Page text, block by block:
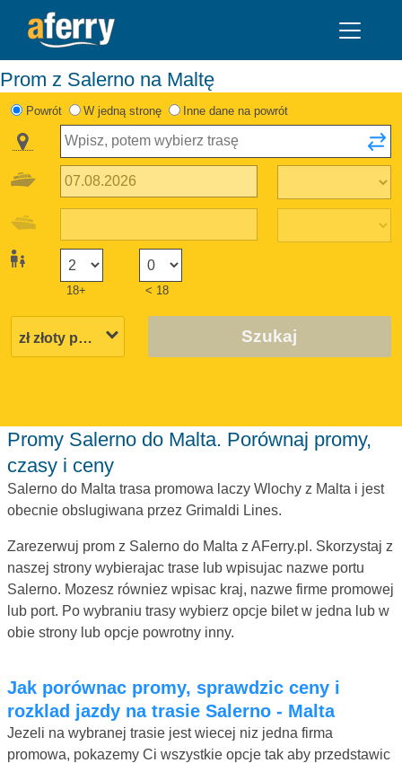
Prom z Salerno na Maltę
Powrót W jedną stronę Inne dane na powrót
18+ < 18
Szukaj
Promy Salerno do Malta. Porównaj promy,
czasy i ceny
Salerno do Malta trasa promowa laczy Wlochy z Malta i jest
obecnie obslugiwana przez Grimaldi Lines.
Zarezerwuj prom z Salerno do Malta z AFerry.pl. Skorzystaj z
naszej strony wybierajac trase lub wpisujac nazwe portu
Salerno. Mozesz równiez wpisac kraj, nazwe firme promowej
lub port. Po wybraniu trasy wybierz opcje bilet w jedna lub w
obie strony lub opcje powrotny inny.
Jak porównac promy, sprawdzic ceny i
rozklad jazdy na trasie Salerno - Malta
Jezeli na wybranej trasie jest wiecej niz jedna firma
promowa, pokazemy Ci wszystkie opcje tak aby przedstawic